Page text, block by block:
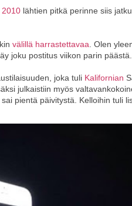
2010 lähtien pitkä perinne siis
välillä harrastettavaa . Olen
joku postitus viikon parin
joka tuli Kalifornian
julkaistiin myös
pientä päivitystä. Kelloihin tuli